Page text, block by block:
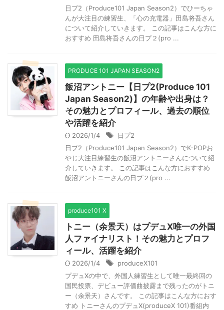
日プ2（Produce101 Japan Season2）でひーちゃ
んが大注目の練習生、「心の充電器」田島将吾さん
について紹介していきます。 この記事はこんな方に
おすすめ 田島将吾さんの日プ２(pro ...
PRODUCE 101 JAPAN SEASON2
飯沼アントニー【日プ2(Produce 101
Japan Season2)】の年齢や出身は？
その魅力とプロフィール、過去の順位
や活躍を紹介
2026/1/4
日プ2
日プ2（Produce101 Japan Season2）でK-POPお
やじ大注目練習生の飯沼アントニーさんについて紹
介していきます。 この記事はこんな方におすすめ
飯沼アントニーさんの日プ２(pro ...
produce101 X
トニー（余景天）はプデュX唯一の外国
人ファイナリスト！その魅力とプロフ
ィール、活躍を紹介
2026/1/4
produceX101
プデュXの中で、外国人練習生として唯一最終回の
国民投票、デビュー評価曲披露まで残ったのがトニ
ー（余景天）さんです。 この記事はこんな方におす
すめ トニーさんのプデュX(produceX 101)番組内